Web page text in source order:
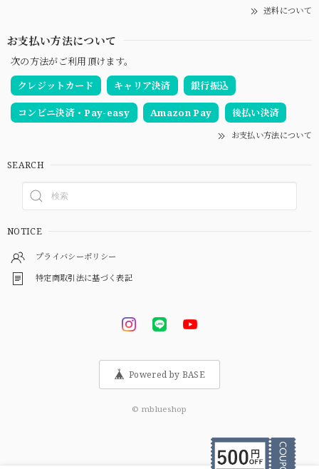
送料について
お支払い方法について
次の方法がご利用頂けます。
クレジットカード
キャリア決済 銀行振込
コンビニ決済・Pay-easy Amazon Pay 後払い決済
お支払い方法について
SEARCH
NOTICE
プライバシーポリシー
特定商取引法に基づく表記
Powered by BASE
© mblueshop